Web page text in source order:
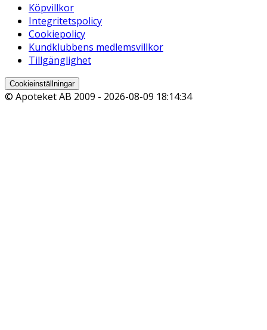
Köpvillkor
Integritetspolicy
Cookiepolicy
Kundklubbens medlemsvillkor
Tillgänglighet
Cookieinställningar
© Apoteket AB 2009 - 2026-08-09 18:14:34